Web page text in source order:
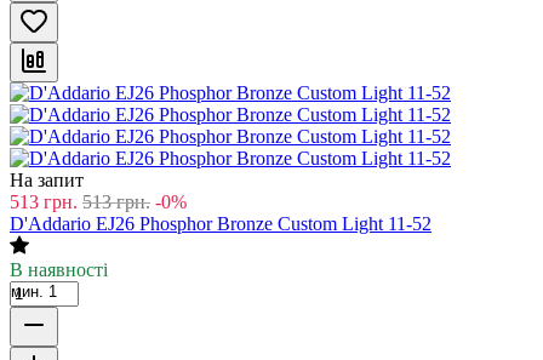
На запит
513 грн. 513 грн. -0%
D'Addario EJ26 Phosphor Bronze Custom Light 11-52
В наявності
мин. 1